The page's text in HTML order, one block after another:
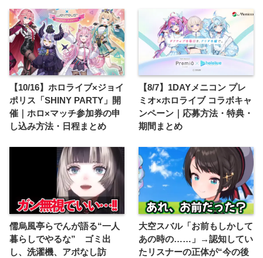
【10/16】ホロライブ×ジョイ
ポリス「SHINY PARTY」開
催｜ホロ×マッチ参加券の申
し込み方法・日程まとめ
【8/7】1DAYメニコン プレ
ミオ×ホロライブ コラボキャ
ンペーン｜応募方法・特典・
期間まとめ
儒烏風亭らでんが語る“一人
暮らしでやるな” ゴミ出
し、洗濯機、アポなし訪
大空スバル「お前もしかして
あの時の……」→認知してい
たリスナーの正体が“今の後